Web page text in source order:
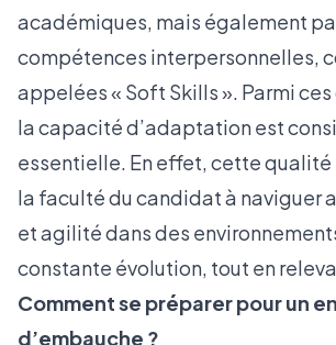
académiques, mais également
compétences interpersonnelles,
appelées« Soft Skills ». Parmi
la capacité d’adaptation est
essentielle. En effet, cette
la faculté du candidat à naviguer
et agilité dans des
constante évolution, tout en
Comment se préparer pour un
d’embauche ?